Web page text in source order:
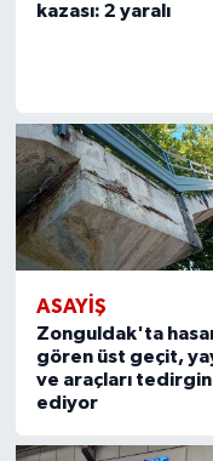
kazası: 2 yaralı
ASAYIŞ
Zonguldak'ta
gören üst geçit,
ve araçları tedirgin
ediyor